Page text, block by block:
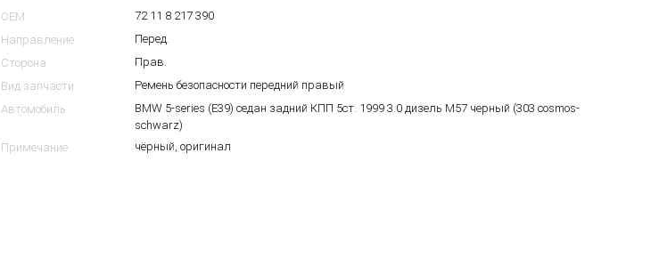
OEM
72 11 8 217 390
Направление
Перед.
Сторона
Прав.
Вид запчасти
Ремень безопасности передний правый
Автомобиль
BMW 5-series (E39) седан задний КПП 5ст. 1999 3.0 дизель M57 черный (303 cosmos-
schwarz)
Примечание
чёрный, оригинал